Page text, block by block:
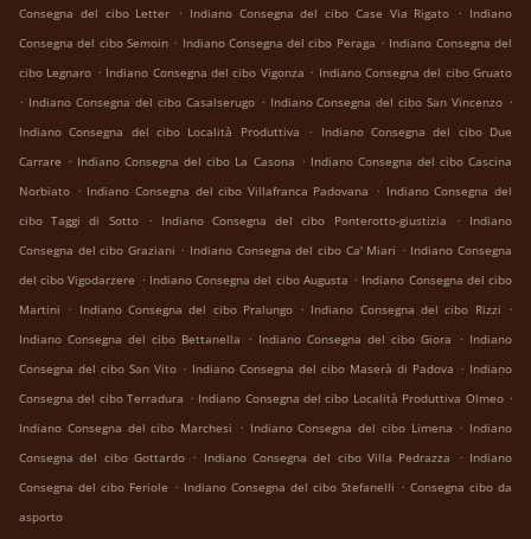
Consegna del cibo Letter . Indiano Consegna del cibo Case Via Rigato . Indiano
Consegna del cibo Semoin . Indiano Consegna del cibo Peraga . Indiano Consegna del
cibo Legnaro . Indiano Consegna del cibo Vigonza . Indiano Consegna del cibo Gruato
. Indiano Consegna del cibo Casalserugo . Indiano Consegna del cibo San Vincenzo .
Indiano Consegna del cibo Località Produttiva
.
Indiano Consegna del cibo Due
Carrare . Indiano Consegna del cibo La Casona . Indiano Consegna del cibo Cascina
Norbiato . Indiano Consegna del cibo Villafranca Padovana . Indiano Consegna del
cibo Taggi di Sotto
. Indiano Consegna del cibo Ponterotto-giustizia .
Indiano
Consegna del cibo Graziani . Indiano Consegna del cibo Ca' Miari . Indiano Consegna
del cibo Vigodarzere . Indiano Consegna del cibo Augusta . Indiano Consegna del cibo
Martini . Indiano Consegna del cibo Pralungo . Indiano Consegna del cibo Rizzi .
Indiano Consegna del cibo Bettanella . Indiano Consegna del cibo Giora . Indiano
Consegna del cibo San Vito . Indiano Consegna del cibo Maserà di Padova . Indiano
Consegna del cibo Terradura . Indiano Consegna del cibo Località Produttiva Olmeo .
Indiano Consegna del cibo Marchesi . Indiano Consegna del cibo Limena . Indiano
Consegna del cibo Gottardo . Indiano Consegna del cibo Villa Pedrazza . Indiano
Consegna del cibo Feriole . Indiano Consegna del cibo Stefanelli . Consegna cibo da
asporto